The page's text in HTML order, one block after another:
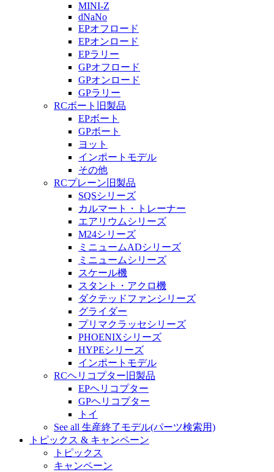
MINI-Z
dNaNo
EPオフロード
EPオンロード
EPラリー
GPオフロード
GPオンロード
GPラリー
RCボート旧製品
EPボート
GPボート
ヨット
インポートモデル
その他
RCプレーン旧製品
SQSシリーズ
カルマート・トレーナー
エアリウムシリーズ
M24シリーズ
ミニュームADシリーズ
ミニュームシリーズ
スケール機
スタント・アクロ機
ダクテッドファンシリーズ
グライダー
プリマクラッセシリーズ
PHOENIXシリーズ
HYPEシリーズ
インポートモデル
RCヘリコプター旧製品
EPヘリコプター
GPヘリコプター
トイ
See all 生産終了モデル(パーツ検索用)
トピックス & キャンペーン
トピックス
キャンペーン